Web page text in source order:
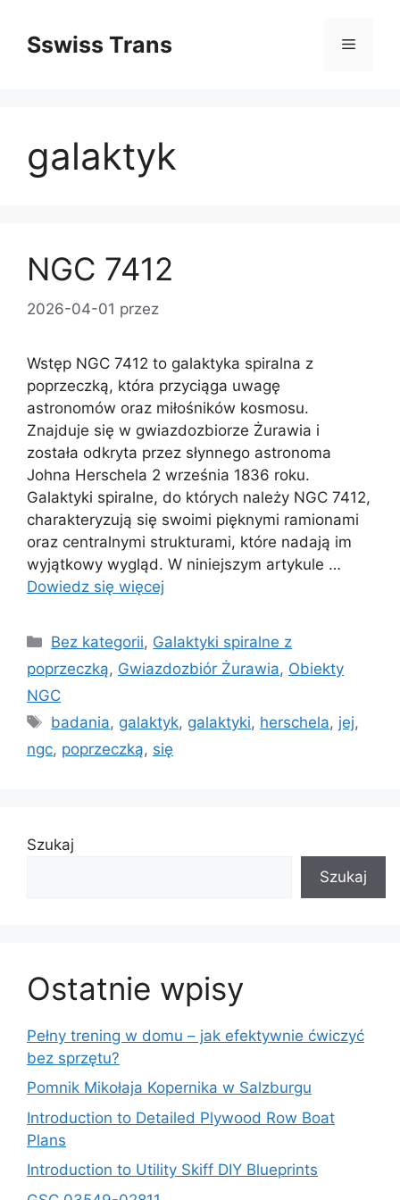
treściSswiss Trans Menu
galaktyk
NGC 7412
2026-04-01 przez
Wstęp NGC 7412 to galaktyka spiralna z
poprzeczką, która przyciąga uwagę
astronomów oraz miłośników kosmosu.
Znajduje się w gwiazdozbiorze Żurawia i
została odkryta przez słynnego astronoma
Johna Herschela 2 września 1836 roku.
Galaktyki spiralne, do których należy NGC 7412,
charakteryzują się swoimi pięknymi ramionami
oraz centralnymi strukturami, które nadają im
wyjątkowy wygląd. W niniejszym artykule …
Dowiedz się więcej
Kategorie
Bez kategorii, Galaktyki spiralne z
poprzeczką, Gwiazdozbiór Żurawia, Obiekty
NGC
Tagi
badania, galaktyk, galaktyki, herschela, jej,
ngc, poprzeczką, się
Szukaj
Szukaj
Ostatnie wpisy
Pełny trening w domu – jak efektywnie ćwiczyć
bez sprzętu?
Pomnik Mikołaja Kopernika w Salzburgu
Introduction to Detailed Plywood Row Boat
Plans
Introduction to Utility Skiff DIY Blueprints